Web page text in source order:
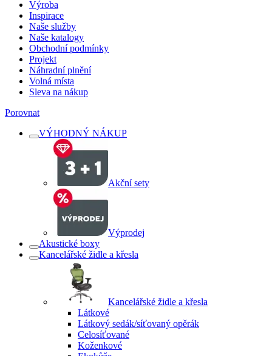
Výroba
Inspirace
Naše služby
Naše katalogy
Obchodní podmínky
Projekt
Náhradní plnění
Volná místa
Sleva na nákup
Porovnat
VÝHODNÝ NÁKUP
Akční sety
Výprodej
Akustické boxy
Kancelářské židle a křesla
Kancelářské židle a křesla
Látkové
Látkový sedák/síťovaný opěrák
Celosíťované
Koženkové